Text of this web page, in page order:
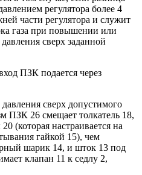
регулятора более 4
части регулятора и служит
газа при повышении или
сверх заданной
ПЗК подается через
сверх допустимого
ПЗК 26 смещает толкатель 18,
(которая настраивается на
гайкой 15), чем
шарик 14, и шток 13 под
клапан 11 к седлу 2,